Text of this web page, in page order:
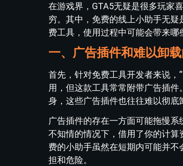
在游戏界，GTA5无疑是很多玩家
穷。其中，免费的线上小助手无
费工具，使用过程中可能会带来哪
一、广告插件和难以卸
首先，针对免费工具开发者来说，
用，但这款工具常常附带广告插
身，这些广告插件也往往难以彻底
广告插件的存在一方面可能拖慢
不知情的情况下，借用了你的计
费的小助手虽然在短期内可能并
担和危险。